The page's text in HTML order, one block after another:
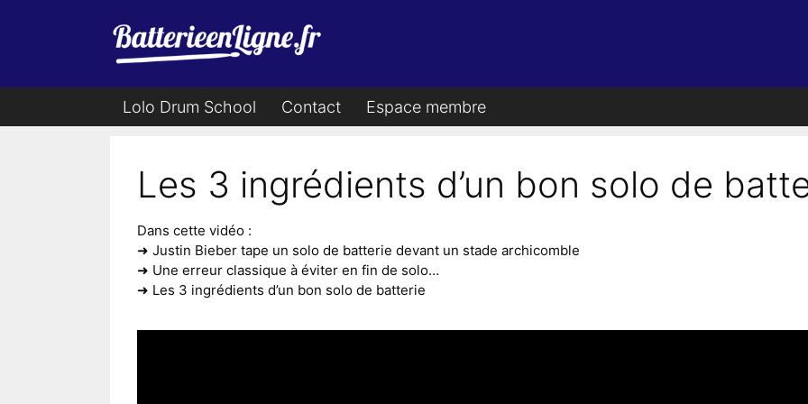
Lolo Drum School Contact Espace membre
Les 3 ingrédients d’un bon solo de
Dans cette vidéo :
➜ Justin Bieber tape un solo de batterie devant un stade archicomble
➜ Une erreur classique à éviter en fin de solo…
➜ Les 3 ingrédients d’un bon solo de batterie